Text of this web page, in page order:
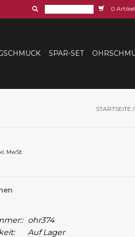
0
SPAR-SET
STARTSEITE /
MwSt.
ohr374
Auf Lager